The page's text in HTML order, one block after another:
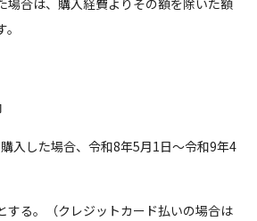
合は、購入経費よりその額を除いた額
入した場合、令和8年5月1日～令和9年4
る。（クレジットカード払いの場合は